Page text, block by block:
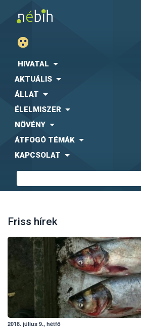
HIVATAL
AKTUÁLIS
ÁLLAT
ÉLELMISZER
NÖVÉNY
ÁTFOGÓ TÉMÁK
KAPCSOLAT
Friss hírek
2018. július 9., hétfő